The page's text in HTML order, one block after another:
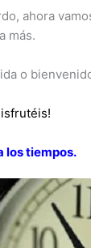
ahora
más.
o
los tiempos.